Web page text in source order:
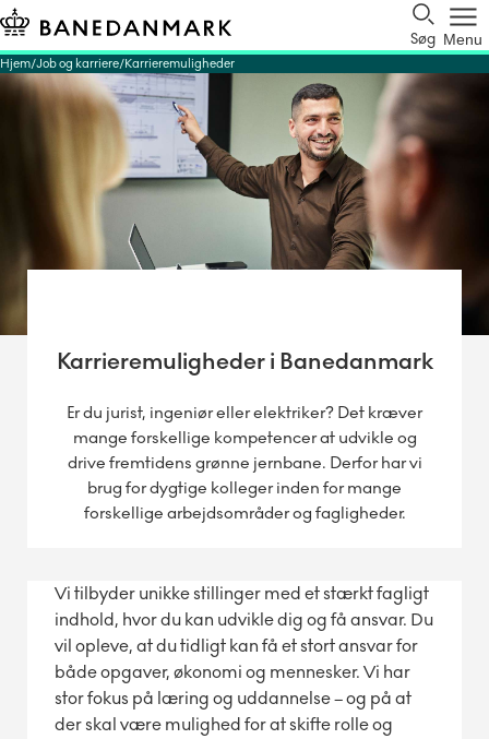
Søg Menu
Hjem Job og karriere Karrieremuligheder
Karrieremuligheder i Banedanmark
Er du jurist, ingeniør eller elektriker? Det kræver
mange forskellige kompetencer at udvikle og
drive fremtidens grønne jernbane. Derfor har vi
brug for dygtige kolleger inden for mange
forskellige arbejdsområder og fagligheder.
Vi tilbyder unikke stillinger med et stærkt fagligt
indhold, hvor du kan udvikle dig og få ansvar. Du
vil opleve, at du tidligt kan få et stort ansvar for
både opgaver, økonomi og mennesker. Vi har
stor fokus på læring og uddannelse – og på at
der skal være mulighed for at skifte rolle og